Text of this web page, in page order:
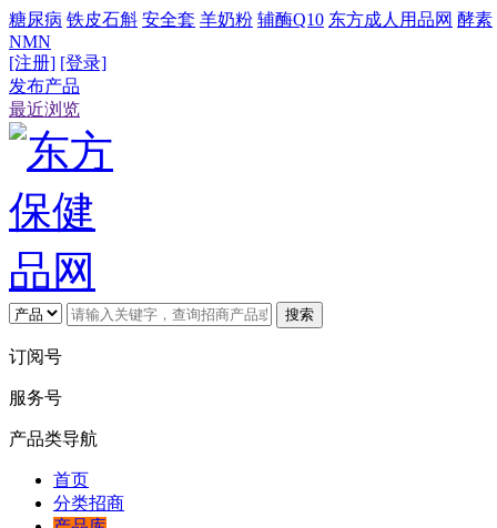
糖尿病 铁皮石斛 安全套 羊奶粉 辅酶Q10 东方成人用品网 酵素
NMN
[注册] [登录]
发布产品
最近浏览
搜索
订阅号
服务号
产品类导航
首页
分类招商